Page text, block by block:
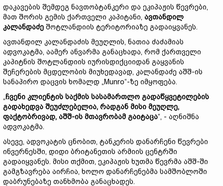
დაკავების შემდეგ ნავთობტანკერი და ეკიპაჟის წევრები,
მათ შორის გემის ქართველი კაპიტანი, ავთანდილ
კალანდაძე შოტლანდიის ტერიტორიაზე გადაიყვანეს.
ავთანდილ კალანდაძის მეუღლის, ნათია ძაძამიას
ადვოკატმა, აამერ ანვარმა განაცხადა, რომ ქართველი
კაპიტნის შოტლანდიის იურისდიქციიდან გაყვანის
შეჩერების მცდელობის მიუხედავად, კალანდაძე აშშ-ის
სანაპირო დაცვის ხომალდ „Munro“-ზე იმყოფება.
„ჩვენი კლიენტის საქმის სასამართლო გადაწყვეტილების
გადახედვა შეუძლებელია, რადგან მისი მეუღლე,
ფაქტობრივად, აშშ-ის მთავრობამ გაიტაცა“, - აღნიშნა
ადვოკატმა.
ასევე, ადვოკატის ცნობით, ტანკერის დანარჩენი წევრები
ინვერნესში, დიდი ბრიტანეთის არმიის ცენტრში
გადაიყვანეს. მისი თქმით, ეკიპაჟის ხუთმა წევრმა აშშ-ში
გამგზავრება აირჩია, ხოლო დანარჩენებმა სამშობლოში
დაბრუნებაზე თანხმობა განაცხადეს.